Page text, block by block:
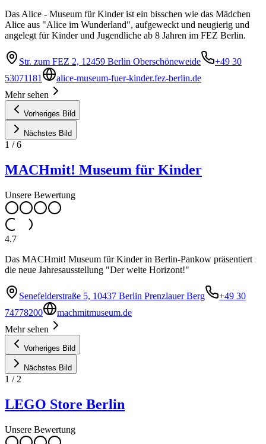
Das Alice - Museum für Kinder ist ein bisschen wie das Mädchen
Alice aus "Alice im Wunderland", aufgeweckt und neugierig und
angelegt für Kinder und Jugendliche ab 8 Jahren im FEZ Berlin.
Str. zum FEZ 2, 12459 Berlin Oberschöneweide
+49 30
53071181
alice-museum-fuer-kinder.fez-berlin.de
Mehr sehen
Vorheriges Bild
Nächstes Bild
1 /6
MACHmit! Museum für Kinder
Unsere Bewertung
4.7
Das MACHmit! Museum für Kinder in Berlin-Pankow präsentiert
die neue Jahresausstellung "Der weite Horizont!"
Senefelderstraße 5, 10437 Berlin Prenzlauer Berg
+49 30
74778200
machmitmuseum.de
Mehr sehen
Vorheriges Bild
Nächstes Bild
1 / 2
LEGO Store Berlin
Unsere Bewertung